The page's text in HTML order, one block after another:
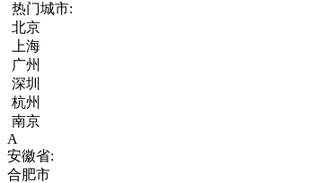
热门城市:
北京
上海
广州
深圳
杭州
南京
A
安徽省:
合肥市